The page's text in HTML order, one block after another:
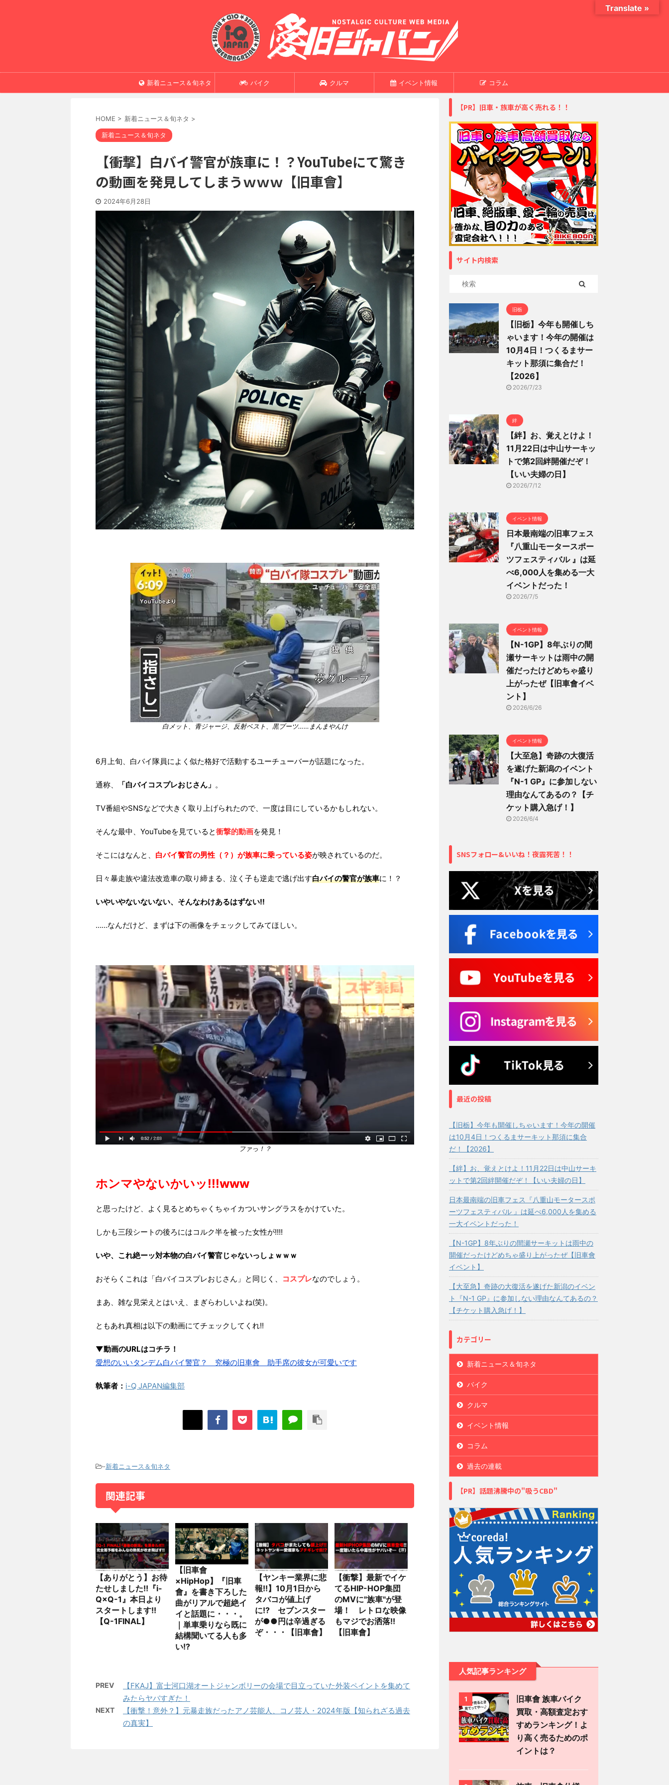
新着ニュース＆旬ネタ バイク クルマ イベント情報 コラム
HOME > 新着ニュース＆旬ネタ >
新着ニュース＆旬ネタ
【衝撃】白バイ警官が族車に！？YouTubeにて驚き
の動画を発見してしまうｗｗｗ【旧車會】
2024年6月28日
白メット、青ジャージ、反射ベスト、黒ブーツ……まんまやんけ
6月上旬、白バイ隊員によく似た格好で活動するユーチューバーが話題になった。
通称、 「白バイコスプレおじさん」 。
TV番組やSNSなどで大きく取り上げられたので、一度は目にしているかもしれない。
そんな最中、YouTubeを見ていると衝撃的動画を発見！
そこにはなんと、 白バイ警官の男性（？）が族車に乗っている姿が映されているのだ。
日々暴走族や違法改造車の取り締まる、泣く子も逆走で逃げ出す白バイの警官が族車に！？
いやいやないないない、そんなわけあるはずない!!
……なんだけど、まずは下の画像をチェックしてみてほしい。
ファっ！？
ホンマやないかいッ!!!www
と思ったけど、よく見るとめちゃくちゃイカついサングラスをかけていた。
しかも三段シートの後ろにはコルク半を被った女性が!!!!
いや、これ絶ーッ対本物の白バイ警官じゃないっしょｗｗｗ
おそらくこれは「白バイコスプレおじさん」と同じく、 コスプレなのでしょう。
まあ、雑な見栄えとはいえ、まぎらわしいよね(笑)。
ともあれ真相は以下の動画にてチェックしてくれ!!
▼動画のURLはコチラ！
愛想のいいタンデム白バイ警官？ 究極の旧車會 助手席の彼女が可愛いです
執筆者： i-Q JAPAN編集部
-新着ニュース＆旬ネタ
関連記事
【ありがとう】お待
たせしました!!『i-
Q×Q-1』本日より
スタートします!!
【Q-1FINAL】
【旧車會
×HipHop】『旧車
會』を書き下ろした
曲がリアルで超絶イ
イと話題に・・・。
｜単車乗りなら既に
結構聞いてる人も多
い!?
【ヤンキー業界に悲
報!!】10月1日から
タバコが値上げ
に!? セブンスター
が●●円は辛過ぎる
ぞ・・・【旧車會】
【衝撃】最新でイケ
てるHIP-HOP集団
のMVに"族車"が登
場！ レトロな映像
もマジでお洒落!!
【旧車會】
PREV
【FKAJ】富士河口湖オートジャンボリーの会場で目立っていた外装ペイントを集めて
みたらヤバすぎた！
NEXT
【衝撃！意外？】元暴走族だったアノ芸能人、コノ芸人・2024年版【知られざる過去
の真実】
【PR】旧車・族車が高く売れる！！
サイト内検索
旧栃
【旧栃】今年も開催しち
ゃいます！今年の開催は
10月4日！つくるまサー
キット那須に集合だ！
【2026】
2026/7/23
絆
【絆】お、覚えとけよ！
11月22日は中山サーキッ
トで第2回絆開催だぞ！
【いい夫婦の日】
2026/7/12
イベント情報
日本最南端の旧車フェス
『八重山モータースポー
ツフェスティバル 』は延
べ6,000人を集める一大
イベントだった！
2026/7/5
イベント情報
【N-1GP】8年ぶりの間
瀬サーキットは雨中の開
催だったけどめちゃ盛り
上がったぜ【旧車會イベ
ント】
2026/6/26
イベント情報
【大至急】奇跡の大復活
を遂げた新潟のイベント
『N-1 GP』に参加しない
理由なんてあるの？【チ
ケット購入急げ！】
2026/6/4
SNSフォロー&いいね！夜露死苦！！
最近の投稿
【旧栃】今年も開催しちゃいます！今年の開催
は10月4日！つくるまサーキット那須に集合
だ！【2026】
【絆】お、覚えとけよ！11月22日は中山サーキ
ットで第2回絆開催だぞ！【いい夫婦の日】
日本最南端の旧車フェス『八重山モータースポ
ーツフェスティバル 』は延べ6,000人を集める
一大イベントだった！
【N-1GP】8年ぶりの間瀬サーキットは雨中の
開催だったけどめちゃ盛り上がったぜ【旧車會
イベント】
【大至急】奇跡の大復活を遂げた新潟のイベン
ト『N-1 GP』に参加しない理由なんてあるの？
【チケット購入急げ！】
カテゴリー
新着ニュース＆旬ネタ
バイク
クルマ
イベント情報
コラム
過去の連載
【PR】話題沸騰中の"吸うCBD"
人気記事ランキング
1
旧車會 族車バイク
買取・高額査定おす
すめランキング！よ
り高く売るためのポ
イントは？
Translate »